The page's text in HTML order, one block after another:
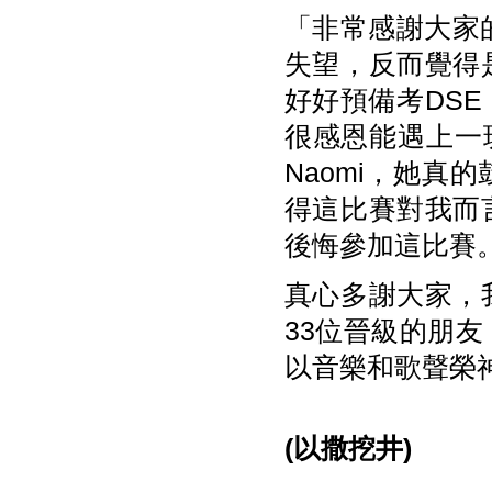
「非常感謝大
失望，反而覺得
好好預備考
很感恩能遇上
Naomi，她真的
得這比賽對我而
後悔參加這比賽
真心多謝大家，
33位晉級的朋
以音樂和歌聲榮
(以撒挖井)